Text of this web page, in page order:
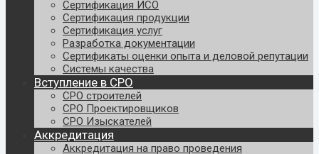
Сертификация ИСО
Сертификация продукции
Сертификация услуг
Разработка документации
Сертификаты оценки опыта и деловой репутации
Системы качества
Вступление в СРО
СРО строителей
СРО Проектировщиков
СРО Изыскателей
Аккредитация
Аккредитация на право проведения